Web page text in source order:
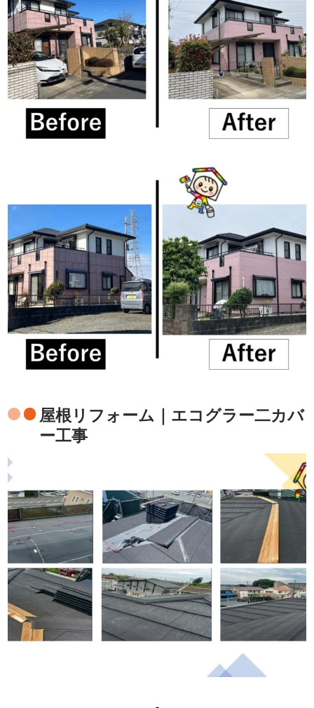
屋根リフォーム｜エコグラー二カバ
ー工事